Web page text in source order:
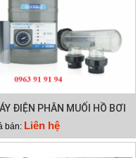
ĐIỆN PHÂN MUỐI HỒ BƠI
HYDROCHLOR MK3
ST 2000
bán: Liên hệ